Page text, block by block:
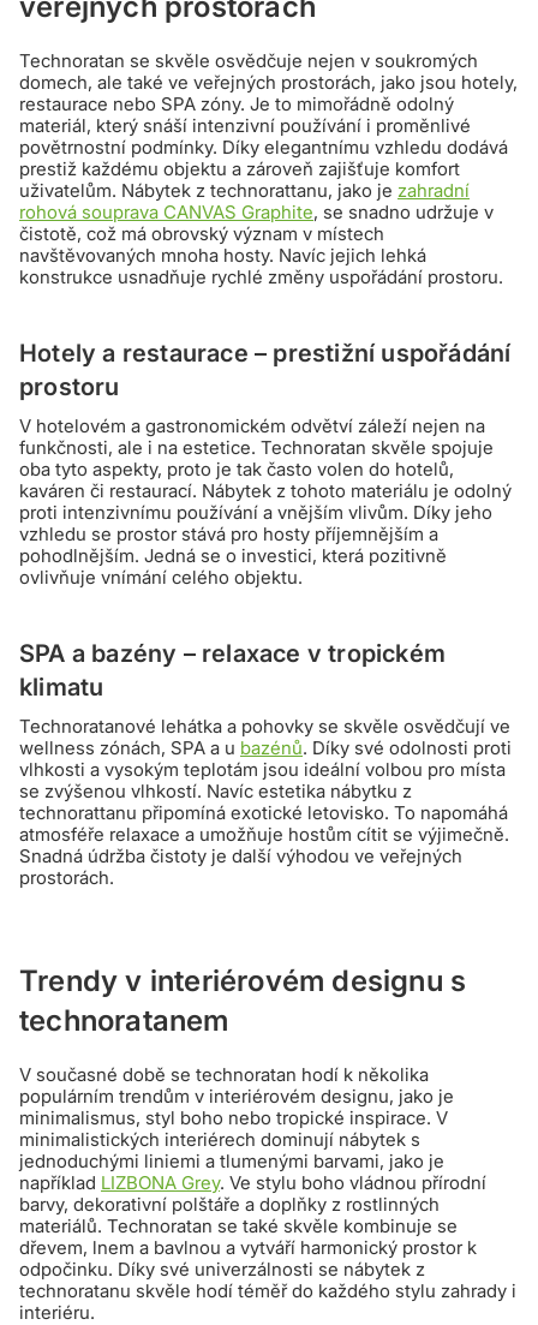
Technoratan se skvěle osvědčuje nejen v soukromých
domech, ale také ve veřejných prostorách, jako jsou hotely,
restaurace nebo SPA zóny. Je to mimořádně odolný
materiál, který snáší intenzivní používání i proměnlivé
povětrnostní podmínky. Díky elegantnímu vzhledu dodává
prestiž každému objektu a zároveň zajišťuje komfort
uživatelům. Nábytek z technorattanu, jako je zahradní
rohová souprava CANVAS Graphite, se snadno udržuje v
čistotě, což má obrovský význam v místech
navštěvovaných mnoha hosty. Navíc jejich lehká
konstrukce usnadňuje rychlé změny uspořádání prostoru.
Hotely a restaurace – prestižní uspořádání
prostoru
V hotelovém a gastronomickém odvětví záleží nejen na
funkčnosti, ale i na estetice. Technoratan skvěle spojuje
oba tyto aspekty, proto je tak často volen do hotelů,
kaváren či restaurací. Nábytek z tohoto materiálu je odolný
proti intenzivnímu používání a vnějším vlivům. Díky jeho
vzhledu se prostor stává pro hosty příjemnějším a
pohodlnějším. Jedná se o investici, která pozitivně
ovlivňuje vnímání celého objektu.
SPA a bazény – relaxace v tropickém
klimatu
Technoratanové lehátka a pohovky se skvěle osvědčují ve
wellness zónách, SPA a u bazénů. Díky své odolnosti proti
vlhkosti a vysokým teplotám jsou ideální volbou pro místa
se zvýšenou vlhkostí. Navíc estetika nábytku z
technorattanu připomíná exotické letovisko. To napomáhá
atmosféře relaxace a umožňuje hostům cítit se výjimečně.
Snadná údržba čistoty je další výhodou ve veřejných
prostorách.
Trendy v interiérovém designu s
technoratanem
V současné době se technoratan hodí k několika
populárním trendům v interiérovém designu, jako je
minimalismus, styl boho nebo tropické inspirace. V
minimalistických interiérech dominují nábytek s
jednoduchými liniemi a tlumenými barvami, jako je
například LIZBONA Grey. Ve stylu boho vládnou přírodní
barvy, dekorativní polštáře a doplňky z rostlinných
materiálů. Technoratan se také skvěle kombinuje se
dřevem, lnem a bavlnou a vytváří harmonický prostor k
odpočinku. Díky své univerzálnosti se nábytek z
technoratanu skvěle hodí téměř do každého stylu zahrady i
interiéru.